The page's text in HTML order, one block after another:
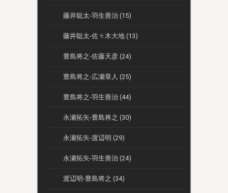
藤井聡太-羽生善治 (15)
藤井聡太-佐々木大地 (13)
豊島将之-佐藤天彦 (24)
豊島将之-広瀬章人 (25)
豊島将之-羽生善治 (44)
永瀬拓矢-豊島将之 (30)
永瀬拓矢-渡辺明 (29)
永瀬拓矢-羽生善治 (24)
渡辺明-豊島将之 (34)